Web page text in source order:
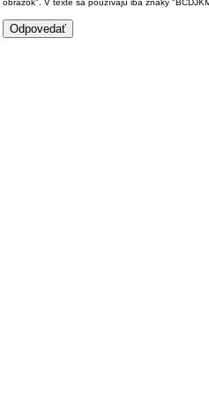
obrázok". V texte sa používajú iba znaky